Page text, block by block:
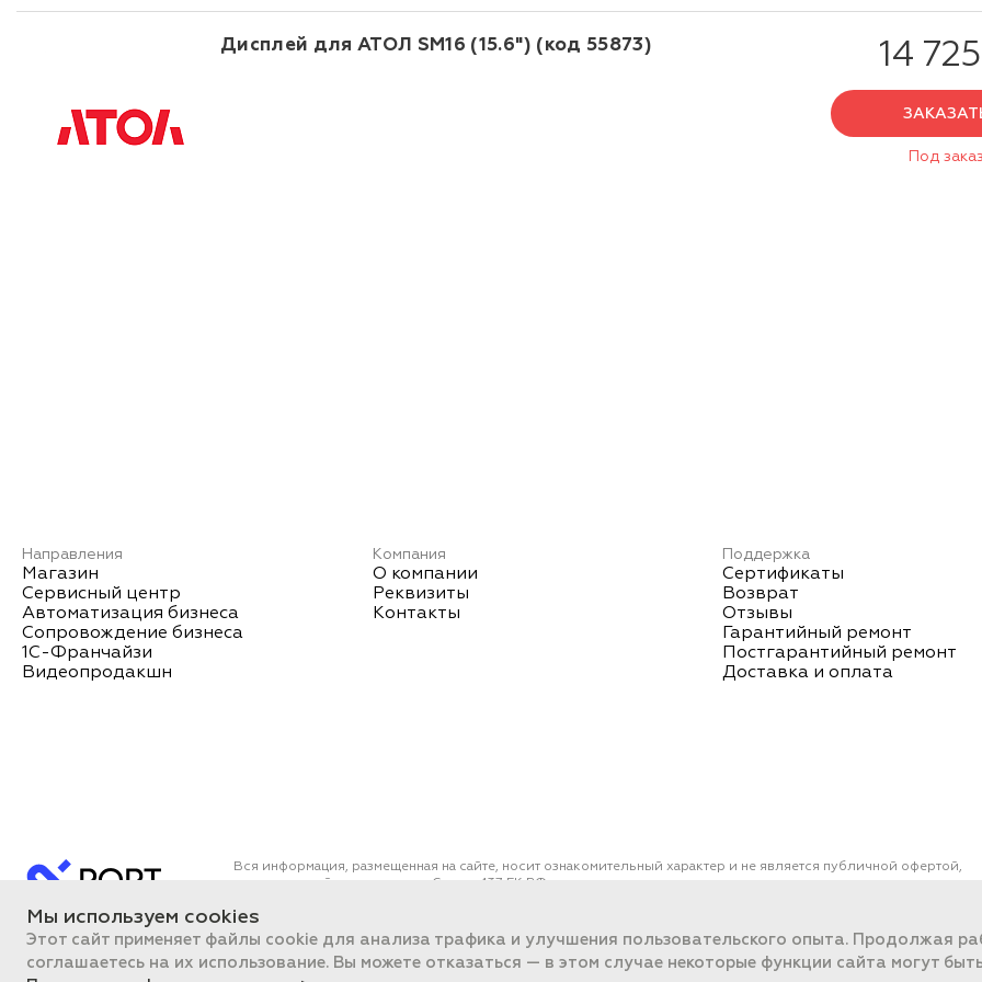
Дисплей для АТОЛ SM16 (15.6") (код 55873) 14
Под заказ
Направления
Магазин
Сервисный центр
Автоматизация бизнеса
Сопровождение бизнеса
1С-Франчайзи
Видеопродакшн
Компания
О компании
Реквизиты
Контакты
Поддержка
Сертификаты
Возврат
Отзывы
Гарантийный ремонт
Постгарантийный ремонт
Доставка и оплата
Вся информация, размещенная на сайте, носит ознакомительный характер и не является публичной офертой,
определяемой положениями Статьи 437 ГК РФ.
ПОРТ 2011-2026
Мы используем cookies
Этот сайт применяет файлы cookie для анализа трафика и улучшения пользовательского опыта. Продолжая
соглашаетесь на их использование. Вы можете отказаться — в этом случае некоторые функции сайта могут